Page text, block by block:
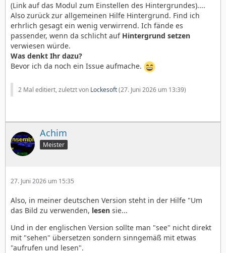
(Link auf das Modul zum Einstellen des Hintergrundes)....
Also zurück zur allgemeinen Hilfe Hintergrund. Find ich
erhrlich gesagt ein wenig verwirrend. Ich fände es
passender, wenn da schlicht auf Hintergrund setzen
verwiesen würde.
Was denkt Ihr dazu?
Bevor ich da noch ein Issue aufmache.
2 Mal editiert, zuletzt von Lockesoft(27. Juni 2026 um 13:39)
Achim
Meister
27. Juni 2026 um 15:35
Also, in meiner deutschen Version steht in der Hilfe "Um
das Bild zu verwenden, lesen sie...
Und in der englischen Version sollte man "see" nicht direkt
mit "sehen" übersetzen sondern sinngemäß mit etwas
"aufrufen und lesen".